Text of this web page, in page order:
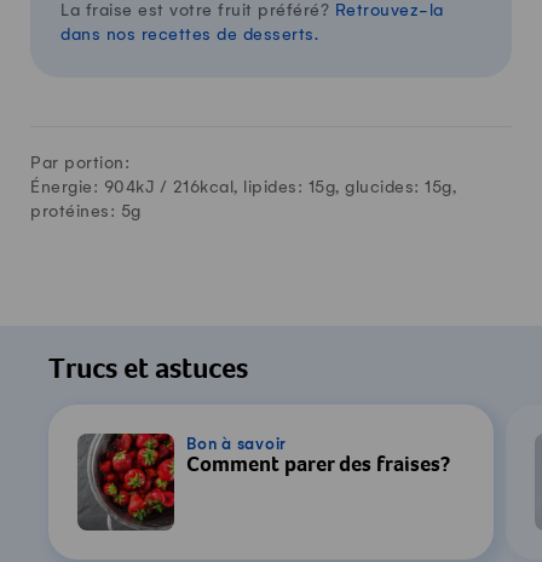
La fraise est votre fruit préféré? Retrouvez-la
dans nos recettes de desserts.
Par portion:
Énergie: 904kJ / 216kcal, lipides: 15g, glucides: 15g,
protéines: 5g
Trucs et astuces
Bon à savoir
Comment parer des fraises?